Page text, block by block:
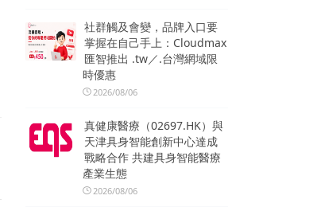
社群觸及會變，品牌入口要
掌握在自己手上：Cloudmax
匯智推出 .tw／.台灣網域限
時優惠
2026/08/06
真健康醫療（02697.HK）與
天津具身智能創新中心達成
戰略合作 共建具身智能醫療
產業生態
2026/08/06